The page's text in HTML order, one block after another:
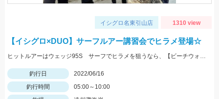
イシグロ名東引山店 1310 view
【イシグロ×DUO】サーフルアー講習会でヒラメ登場☆
ヒットルアーはウェッジ95S サーフでヒラメを狙うなら、【ビーチウォーカー】シリーズが必須です♪
釣行日
2022/06/16
釣行時間
05:00～10:00